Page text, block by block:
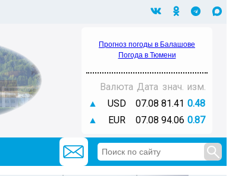
Прогноз погоды в Балашове
Погода в Тюмени
Валюта Дата знач. изм.
▲
USD 07.08 81.41 0.48
▲
EUR 07.08 94.06 0.87